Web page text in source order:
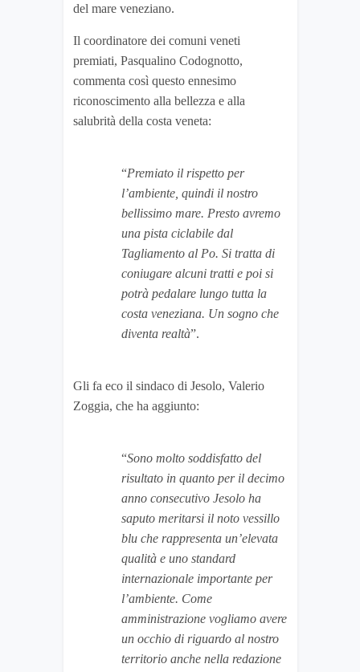
del mare veneziano.
Il coordinatore dei comuni veneti
premiati, Pasqualino Codognotto,
commenta così questo ennesimo
riconoscimento alla bellezza e alla
salubrità della costa veneta:
“Premiato il rispetto per
l’ambiente, quindi il nostro
bellissimo mare. Presto avremo
una pista ciclabile dal
Tagliamento al Po. Si tratta di
coniugare alcuni tratti e poi si
potrà pedalare lungo tutta la
costa veneziana. Un sogno che
diventa realtà”.
Gli fa eco il sindaco di Jesolo, Valerio
Zoggia, che ha aggiunto:
“Sono molto soddisfatto del
risultato in quanto per il decimo
anno consecutivo Jesolo ha
saputo meritarsi il noto vessillo
blu che rappresenta un’elevata
qualità e uno standard
internazionale importante per
l’ambiente. Come
amministrazione vogliamo avere
un occhio di riguardo al nostro
territorio anche nella redazione